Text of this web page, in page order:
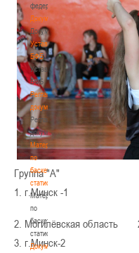
федерации
Документы
Документы
Устав
БФБ
Устав
БФБ
Регламентирующие
документы
Регламентирующие
документы
Материалы
по
баскетбольной
статистике
Материалы
по
баскетбольной
статистике
Документы
Группа "А"
1. г.Минск -1 1.
2. Могилёвcкая область
3. г.Минск-2 3.